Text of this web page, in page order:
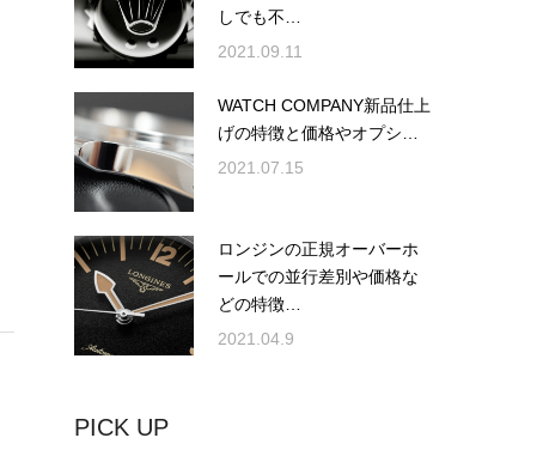
しでも不…
2021.09.11
WATCH COMPANY新品仕上
げの特徴と価格やオプシ…
2021.07.15
ロンジンの正規オーバーホ
ールでの並行差別や価格な
どの特徴…
2021.04.9
PICK UP